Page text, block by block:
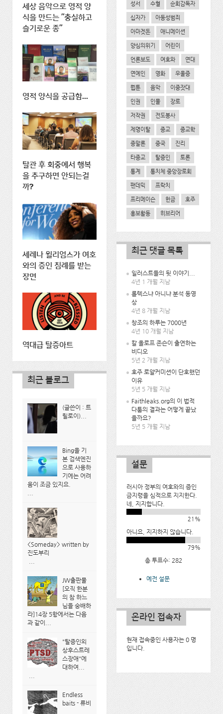
세상 음악으로 영적 양
식을 만드는 "충실하고
슬기로운 종"
영적 양식을 공급함...
탈관 후 회중에서 행복
을 추구하면 안되는걸
까?
세레나 윌리엄스가 여호
와의 증인 침례를 받는
장면
역대급 탈증아트
성서 수혈 순회감독자
십자가 아동성범죄
아마겟돈 애니메이션
양심의위기 어린이
언론보도 여호와 연대
연예인 영화 우울증
웹툰 음악 이중잣대
인권 인물 장로
저작권 전도봉사
제명이탈 종교 종교학
종말론 중국 진리
타종교 탈증인 토론
통계 통치체 중앙장로회
팬데믹 프락치
프리메이슨 헌금 호주
홍보활동 히브리어
최근 댓글 목록
일러스트들의 뒷 이야기...
4년 1 개월 지남
롤렉스냐 아니냐 분석 동영
상
4년 8 개월 지남
창조의 하루는 7000년
4년 10 개월 지남
칼 올로프 존슨이 출연하는
비디오
5년 2 개월 지남
호주 로얄커미션이 단호했던
이유
5년 5 개월 지남
Faithleaks.org의 이 법적
다툼의 결과는 어떻게 끝났
을까요?
5년 5 개월 지남
최근 블로그
(글쓴이 : 트
릴로이)...
Bing을 기
본 검색엔진
으로 사용하
기에는 어려
움이 조금 있지요.
<Someday> written by
진도부리
JW출판물
[오직 한분
의 참 하느
님을 숭배하
라]14장 5항에서는 다음
과 같이...
"탈증인외
상후스트레
스장애"에
대하여...
Endless
baits - 류비
설문
러시아 정부의 여호와의 증인
금지령을 심적으로 지지한다.
네, 지지합니다.
21%
아니요, 지지하지 않습니다.
79%
총 투표수: 282
예전 설문
온라인 접속자
현재 접속중인 사용자는 0 명
입니다.